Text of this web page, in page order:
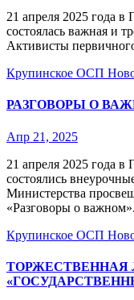
21 апреля 2025 года
состоялась важная и
Активисты
Крупинское ОСП
РАЗГОВОРЫ О
Апр 21, 2025
21 апреля 2025 года
состоялись
Министерства
«Разговоры о
Крупинское ОСП